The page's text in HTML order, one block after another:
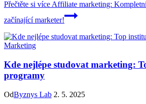
Přečtěte si více Affiliate marketing:
začínající marketer!
Marketing
Kde nejlépe studovat marketing:
programy
OdByznys Lab 2. 5. 2025